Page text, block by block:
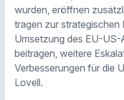
wurden, eröffnen
tragen zur strategischen
Umsetzung des EU-
beitragen, weitere
Verbesserungen für die
Lovell.